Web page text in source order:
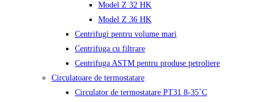
Model Z 32 HK
Model Z 36 HK
Centrifugi pentru volume mari
Centrifuga cu filtrare
Centrifuga ASTM pentru produse petroliere
Circulatoare de termostatare
Circulator de termostatare PT31 8-35˚C